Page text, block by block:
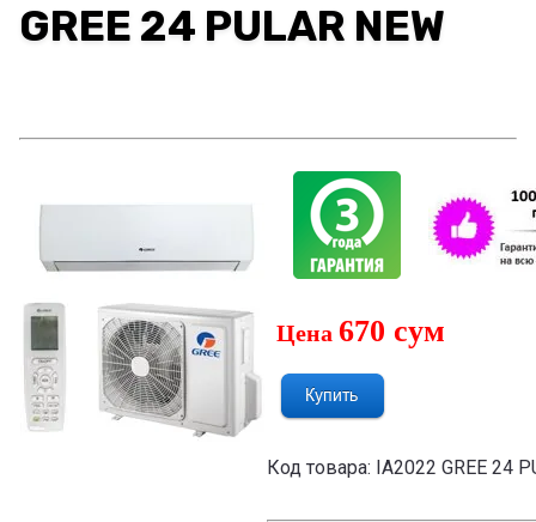
GREE 24 PULAR NEW
Цена 670 сум
Код товара: IA2022 GREE 24